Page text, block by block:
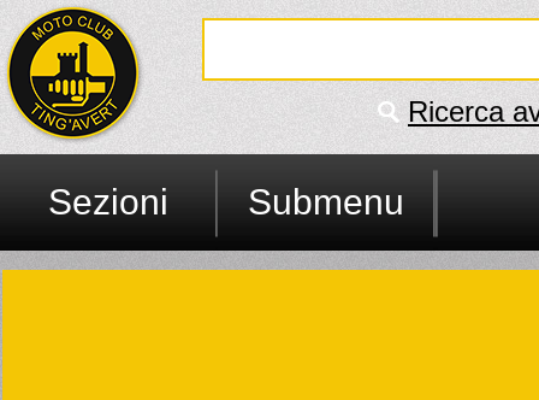
Ricerca
Sezioni Submenu